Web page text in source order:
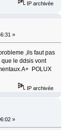
IP archivée
»
,ils faut pas
le ddsis vont
POLUX
IP archivée
»